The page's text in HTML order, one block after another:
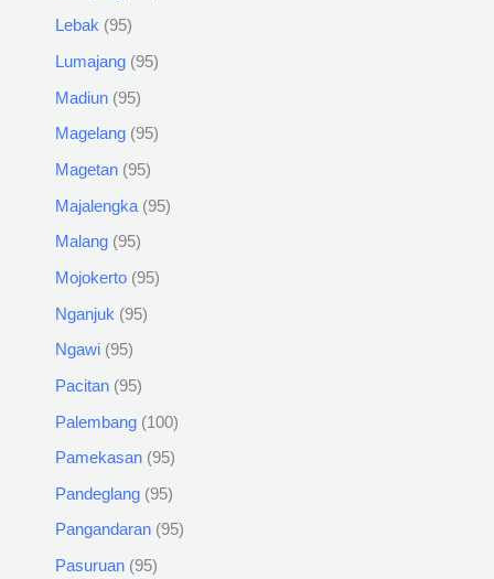
Lebak 95
Lumajang 95
Madiun 95
Magelang 95
Magetan 95
Majalengka 95
Malang 95
Mojokerto 95
Nganjuk 95
Ngawi 95
Pacitan 95
Palembang 100
Pamekasan 95
Pandeglang 95
Pangandaran 95
Pasuruan 95